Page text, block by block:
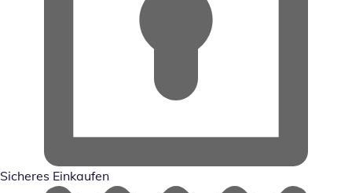
Sicheres Einkaufen